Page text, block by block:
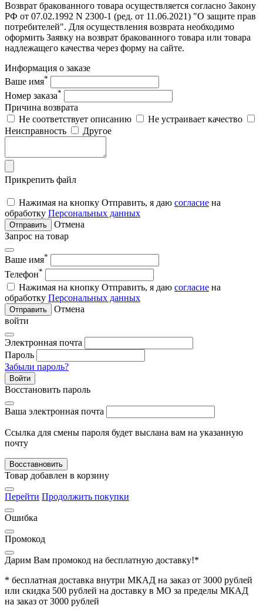
Возврат бракованного товара осуществляется согласно Закону
РФ от 07.02.1992 N 2300-1 (ред. от 11.06.2021) "О защите прав
потребителей". Для осуществления возврата необходимо
оформить Заявку на возврат бракованного товара или товара
надлежащего качества через форму на сайте.
Информация о заказе
Ваше имя*
Номер заказа*
Причина возврата
Не соответствует описанию
Не устраивает качество
Неисправность
Другое
Прикрепить файл
Нажимая на кнопку Отправить, я даю согласие на
обработку Персональных данных
Отправить
Отмена
Запрос на товар
Ваше имя*
Телефон*
Нажимая на кнопку Отправить, я даю согласие на
обработку Персональных данных
Отправить
Отмена
войти
Электронная почта
Пароль
Забыли пароль?
Войти
Восстановить пароль
Ваша электронная почта
Ссылка для смены пароля будет выслана вам на указанную
почту
Восставновить
Товар добавлен в корзину
Перейти Продолжить покупки
Ошибка
Промокод
Дарим Вам промокод на бесплатную доставку!*
* бесплатная доставка внутри МКАД на заказ от 3000 рублей
или скидка 500 рублей на доставку в МО за пределы МКАД
на заказ от 3000 рублей